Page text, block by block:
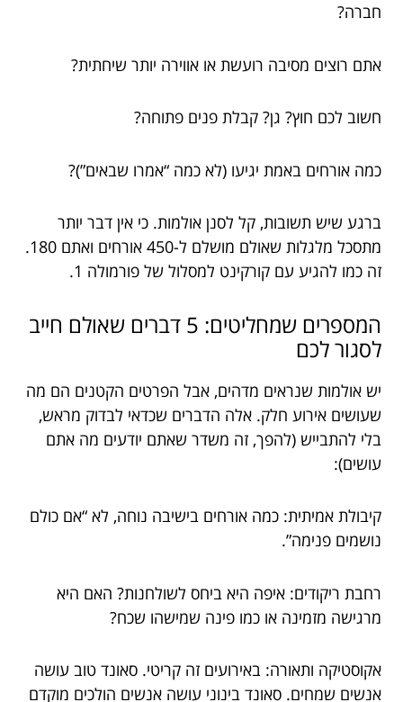
חברה?
אתם רוצים מסיבה רועשת או אווירה יותר שיחתית?
חשוב לכם חוץ? גן? קבלת פנים פתוחה?
כמה אורחים באמת יגיעו (לא כמה “אמרו שבאים”)?
ברגע שיש תשובות, קל לסנן אולמות. כי אין דבר יותר
מתסכל מלגלות שאולם מושלם ל-450 אורחים ואתם 180.
זה כמו להגיע עם קורקינט למסלול של פורמולה 1.
המספרים שמחליטים: 5 דברים שאולם חייב
לסגור לכם
יש אולמות שנראים מדהים, אבל הפרטים הקטנים הם מה
שעושים אירוע חלק. אלה הדברים שכדאי לבדוק מראש,
בלי להתבייש (להפך, זה משדר שאתם יודעים מה אתם
עושים):
קיבולת אמיתית: כמה אורחים בישיבה נוחה, לא “אם כולם
נושמים פנימה”.
רחבת ריקודים: איפה היא ביחס לשולחנות? האם היא
מרגישה מזמינה או כמו פינה שמישהו שכח?
אקוסטיקה ותאורה: באירועים זה קריטי. סאונד טוב עושה
אנשים שמחים. סאונד בינוני עושה אנשים הולכים מוקדם